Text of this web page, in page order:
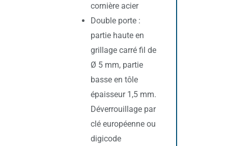
cornière acier
Double porte :
partie haute en
grillage carré fil de
Ø 5 mm, partie
basse en tôle
épaisseur 1,5 mm.
Déverrouillage par
clé européenne ou
digicode